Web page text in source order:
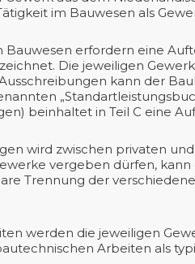
im Bauwesen als
Bauwesen erfordern eine
Die jeweiligen
kann der
beinhaltet in Teil C eine
wird zwischen privaten
vergeben dürfen,
Trennung der
werden die jeweiligen
Arbeiten als